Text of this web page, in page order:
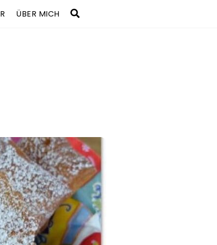
ÜBER MICH